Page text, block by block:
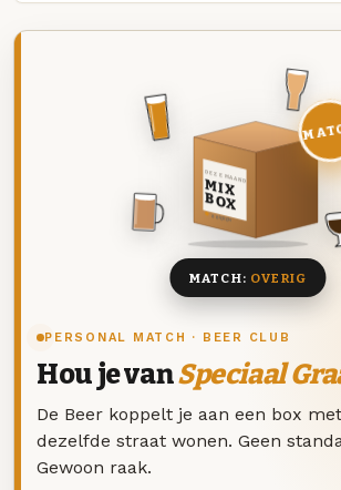
PERSONAL MATCH · BEER CLUB
Hou je vanSpeciaal
De Beer koppelt je aan een box
dezelfde straat wonen. Geen
Gewoon raak.
DEZE MAAND
MIX
BOX
8 BIEREN
MATCH: OVERIG